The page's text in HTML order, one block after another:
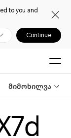
to you and
Continue
მიმოხილვა